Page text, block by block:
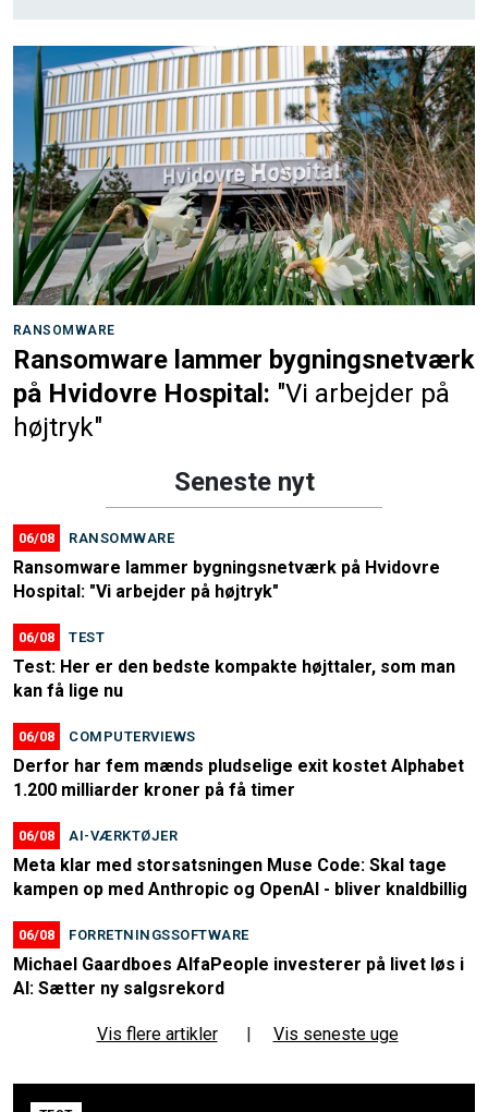
RANSOMWARE
Ransomware lammer bygningsnetværk
på Hvidovre Hospital: "Vi arbejder på
højtryk"
Seneste nyt
06/08 RANSOMWARE
Ransomware lammer bygningsnetværk på Hvidovre
Hospital: "Vi arbejder på højtryk"
06/08 TEST
Test: Her er den bedste kompakte højttaler, som man
kan få lige nu
06/08 COMPUTERVIEWS
Derfor har fem mænds pludselige exit kostet Alphabet
1.200 milliarder kroner på få timer
06/08 AI-VÆRKTØJER
Meta klar med storsatsningen Muse Code: Skal tage
kampen op med Anthropic og OpenAI - bliver knaldbillig
06/08 FORRETNINGSSOFTWARE
Michael Gaardboes AlfaPeople investerer på livet løs i
AI: Sætter ny salgsrekord
Vis flere artikler | Vis seneste uge